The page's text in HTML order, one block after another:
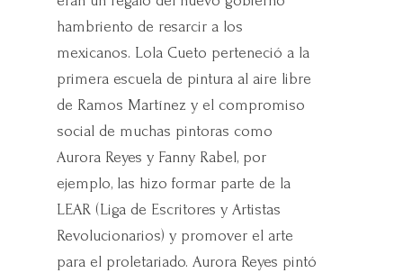
hambriento de resarcir a los
mexicanos. Lola Cueto perteneció a la
primera escuela de pintura al aire libre
de Ramos Martínez y el compromiso
social de muchas pintoras como
Aurora Reyes y Fanny Rabel, por
ejemplo, las hizo formar parte de la
LEAR (Liga de Escritores y Artistas
Revolucionarios) y promover el arte
para el proletariado. Aurora Reyes pintó